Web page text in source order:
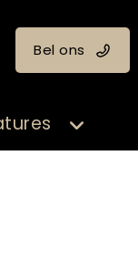
Bel ons